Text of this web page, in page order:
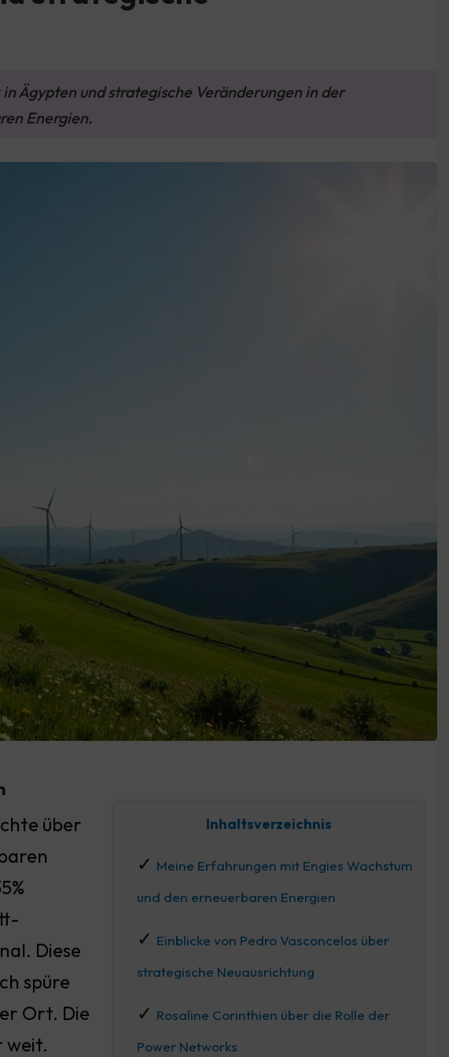
Ägypten und strategische Veränderungen in der
Energien.
Inhaltsverzeichnis
Meine Erfahrungen mit Engies Wachstum
und den erneuerbaren Energien
Einblicke von Pedro Vasconcelos über
strategische Neuausrichtung
Rosaline Corinthien über die Rolle der
Power Networks
über
Diese
spüre
Ort. Die
weit.